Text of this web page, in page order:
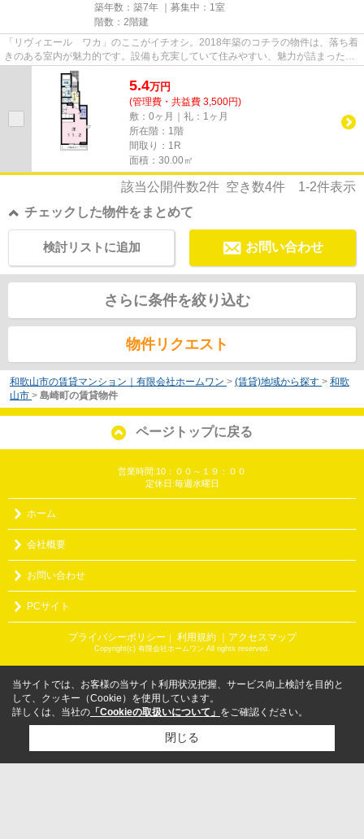
築年数：築7年 ｜募集中： 1室
階数：2階建
「リヴィエール ワカ」のここがイチオシ。2018年築のコチラの物件は、落ち着
きのある室内が魅力的です。設備も充実していて住みやすい、魅力が詰まったア
パートです。和歌山市エリア...
5.4万円
(管理費・共益費 3,500円)
敷：0ヶ月｜礼：1ヶ月
所在階：1階
間取り：1R
面積：30.00㎡
該当公開件数2件 空き数4件 1-2件表示
チェックした物件をまとめて
お問い合わせ
検討リストに追加
さらに条件を絞り込む
物件リクエスト
和歌山市の賃貸マンション｜有限会社ホームワン > (賃貸)地域から探す > 和歌
山市 > 島崎町の賃貸物件
ページトップに戻る
営業時間:10：００～１９：００
定休日:毎週水曜日
ホーム
会社概要
お問い合わせ
PCサイト
プライバシーポリシー ｜ 利用規約 ｜アクセスマップ
Copyright(c) 有限会社ホームワン All rights reserved.
当サイトでは、お客様の当サイト利用状況把握、サービス向上検討を目的と
して、クッキー（Cookie）を使用しています。
詳しくは、当社の 「Cookieの取扱いについて」 をご確認ください。
閉じる